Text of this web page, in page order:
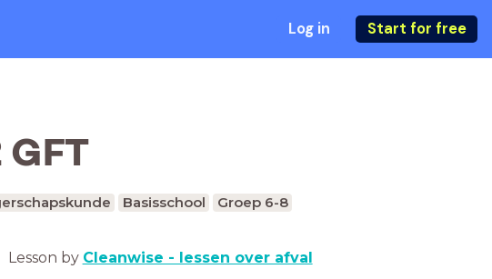
Log in Start for free
Basisschool Groep 6-8
Lesson by Cleanwise - lessen over afval